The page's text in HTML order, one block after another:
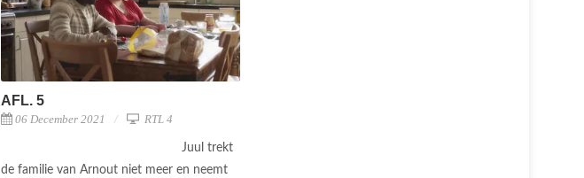
AFL. 5
06 December 2021 RTL 4
Juul trekt
de familie van Arnout niet meer en neemt